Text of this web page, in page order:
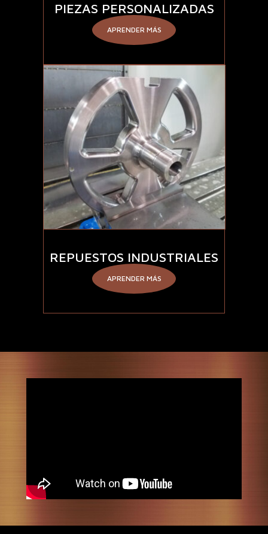
PIEZAS PERSONALIZADAS
APRENDER MÁS
REPUESTOS INDUSTRIALES
APRENDER MÁS